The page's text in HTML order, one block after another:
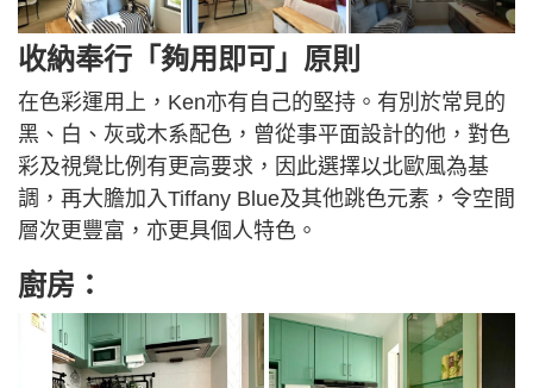
收納奉行「夠用即可」原則
在色彩運用上，Ken亦有自己的堅持。有別於常見的
黑、白、灰或木系配色，曾從事平面設計的他，對色
彩及視覺比例有更高要求，因此選擇以北歐風為基
調，再大膽加入Tiffany Blue及其他跳色元素，令空間
層次更豐富，亦更具個人特色。
廚房：